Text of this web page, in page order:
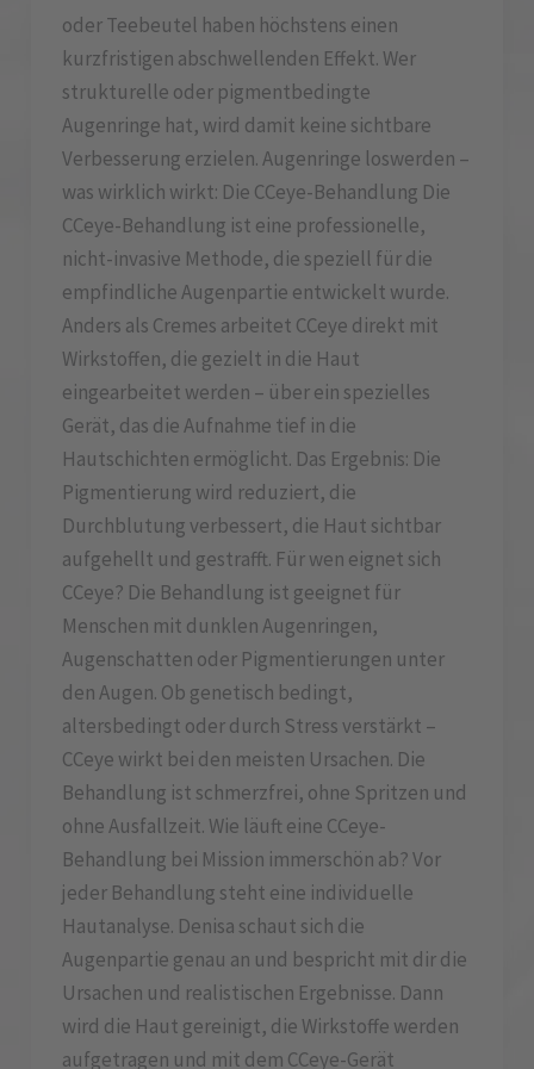
oder Teebeutel haben höchstens einen
kurzfristigen abschwellenden Effekt. Wer
strukturelle oder pigmentbedingte
Augenringe hat, wird damit keine sichtbare
Verbesserung erzielen. Augenringe loswerden –
was wirklich wirkt: Die CCeye-Behandlung Die
CCeye-Behandlung ist eine professionelle,
nicht-invasive Methode, die speziell für die
empfindliche Augenpartie entwickelt wurde.
Anders als Cremes arbeitet CCeye direkt mit
Wirkstoffen, die gezielt in die Haut
eingearbeitet werden – über ein spezielles
Gerät, das die Aufnahme tief in die
Hautschichten ermöglicht. Das Ergebnis: Die
Pigmentierung wird reduziert, die
Durchblutung verbessert, die Haut sichtbar
aufgehellt und gestrafft. Für wen eignet sich
CCeye? Die Behandlung ist geeignet für
Menschen mit dunklen Augenringen,
Augenschatten oder Pigmentierungen unter
den Augen. Ob genetisch bedingt,
altersbedingt oder durch Stress verstärkt –
CCeye wirkt bei den meisten Ursachen. Die
Behandlung ist schmerzfrei, ohne Spritzen und
ohne Ausfallzeit. Wie läuft eine CCeye-
Behandlung bei Mission immerschön ab? Vor
jeder Behandlung steht eine individuelle
Hautanalyse. Denisa schaut sich die
Augenpartie genau an und bespricht mit dir die
Ursachen und realistischen Ergebnisse. Dann
wird die Haut gereinigt, die Wirkstoffe werden
aufgetragen und mit dem CCeye-Gerät